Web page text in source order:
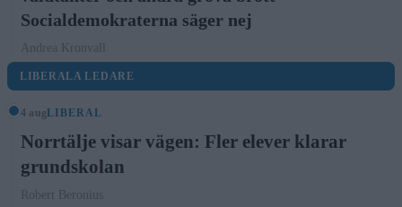
Socialdemokraterna säger nej
Andrea Kronvall
LIBERALA LEDARE
4 augLIBERAL
Norrtälje visar vägen: Fler elever klarar
grundskolan
Robert Beronius